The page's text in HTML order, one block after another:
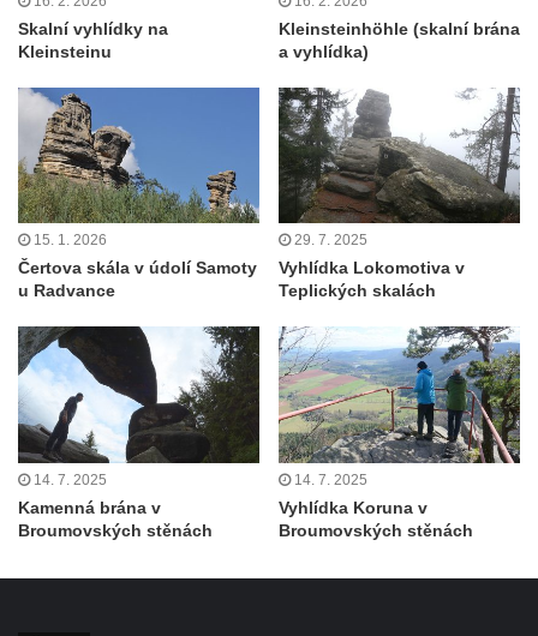
Třebušíně
Pamětní deska Johanna Nepomuka
Fischera na domě čp. 5/16 na třídě 9.
května v Rumburku
Pamětní deska Johanna Neumanna
severně od Tokáně
Obrázek svatého Huberta na buku svatého
Obrázek svatého Jakuba na skále u cesty
východně od Srbské Kamenice
Busta Jana Amose Komenského na domě
čp. 37 v Račicích
Socha ležícího koně v Sadech
Československé armády v Teplicích
Socha Medvídě v Tierpark Chemnitz
Sochy Ležící žena v Tierpark Chemnitz
Skalní vyhlídky na
Kleinsteinu
Kleinsteinhöhle (skalní brána
a vyhlídka)
15. 1. 2026
Čertova skála v údolí Samoty
u Radvance
29. 7. 2025
Vyhlídka Lokomotiva v
Teplických skalách
14. 7. 2025
Kamenná brána v
Broumovských stěnách
14. 7. 2025
Vyhlídka Koruna v
Broumovských stěnách